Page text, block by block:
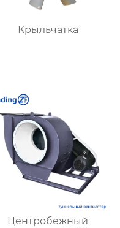
Крыльчатка
Центробежный